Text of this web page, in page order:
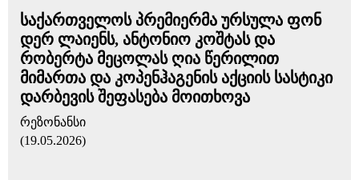
საქართველოს პრემიერმა ურსულა ფონ
დერ ლაიენს, ანტონიო კოშტას და
რობერტა მეცოლას ღია წერილით
მიმართა და კოპენჰაგენის აქციის სასტიკი
დარბევის შეფასება მოითხოვა
რეზონანსი
(19.05.2026)